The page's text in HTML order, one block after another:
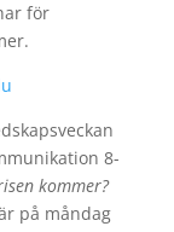
för
8-
kommer?
på måndag